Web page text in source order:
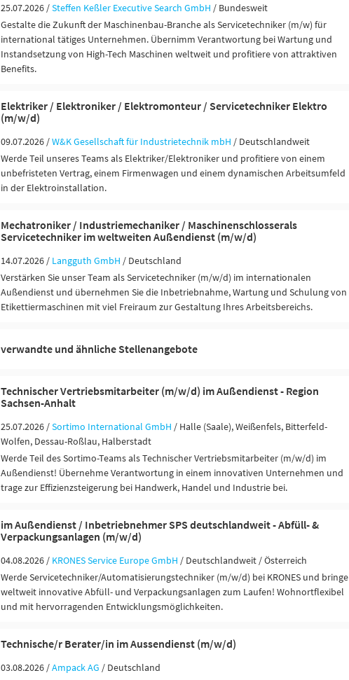
25.07.2026 /Steffen Keßler Executive Search GmbH / Bundesweit
Gestalte die Zukunft der Maschinenbau-Branche als Servicetechniker (m/w) für
international tätiges Unternehmen. Übernimm Verantwortung bei Wartung und
Instandsetzung von High-Tech Maschinen weltweit und profitiere von attraktiven
Benefits.
Elektriker / Elektroniker / Elektromonteur / Servicetechniker Elektro
(m/w/d)
09.07.2026 /W&K Gesellschaft für Industrietechnik mbH / Deutschlandweit
Werde Teil unseres Teams als Elektriker/Elektroniker und profitiere von einem
unbefristeten Vertrag, einem Firmenwagen und einem dynamischen Arbeitsumfeld
in der Elektroinstallation.
Mechatroniker / Industriemechaniker / Maschinenschlosserals
Servicetechniker im weltweiten Außendienst (m/w/d)
14.07.2026 / Langguth GmbH / Deutschland
Verstärken Sie unser Team als Servicetechniker (m/w/d) im internationalen
Außendienst und übernehmen Sie die Inbetriebnahme, Wartung und Schulung von
Etikettiermaschinen mit viel Freiraum zur Gestaltung Ihres Arbeitsbereichs.
verwandte und ähnliche Stellenangebote
Technischer Vertriebsmitarbeiter (m/w/d) im Außendienst - Region
Sachsen-Anhalt
25.07.2026 /Sortimo International GmbH / Halle (Saale), Weißenfels, Bitterfeld-
Wolfen, Dessau-Roßlau, Halberstadt
Werde Teil des Sortimo-Teams als Technischer Vertriebsmitarbeiter (m/w/d) im
Außendienst! Übernehme Verantwortung in einem innovativen Unternehmen und
trage zur Effizienzsteigerung bei Handwerk, Handel und Industrie bei.
im Außendienst / Inbetriebnehmer SPS deutschlandweit - Abfüll- &
Verpackungsanlagen (m/w/d)
04.08.2026 / KRONES Service Europe GmbH / Deutschlandweit / Österreich
Werde Servicetechniker/Automatisierungstechniker (m/w/d) bei KRONES und bringe
weltweit innovative Abfüll- und Verpackungsanlagen zum Laufen! Wohnortflexibel
und mit hervorragenden Entwicklungsmöglichkeiten.
Technische/r Berater/in im Aussendienst (m/w/d)
03.08.2026 /Ampack AG / Deutschland